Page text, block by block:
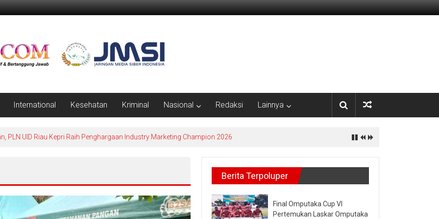
International Kesehatan Kriminal Nasional Redaksi Lainnya
PLN UID Riau Kepri Raih Penghargaan Industry Marketing Champion 2026
Berita Terpoluper
Final Omputaka Cup VI
Pertemukan Laskar Omputaka